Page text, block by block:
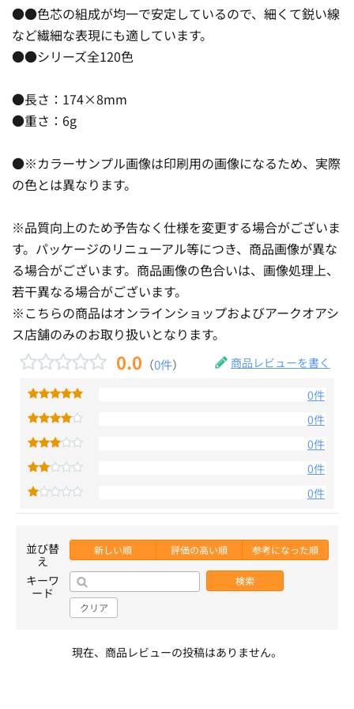
●●色芯の組成が均一で安定しているので、細くて鋭い線
など繊細な表現にも適しています。
●●シリーズ全120色
●長さ：174×8mm
●重さ：6g
●※カラーサンプル画像は印刷用の画像になるため、実際
の色とは異なります。
※品質向上のため予告なく仕様を変更する場合がございま
す。パッケージのリニューアル等につき、商品画像が異な
る場合がございます。商品画像の色合いは、画像処理上、
若干異なる場合がございます。
※こちらの商品はオンラインショップおよびアークオアシ
ス店舗のみのお取り扱いとなります。
0.0 （0件） 商品レビューを書く
0件
0件
0件
0件
0件
並び替
え
新しい順 評価の高い順 参考になった順
キーワ
ード
検索
クリア
現在、商品レビューの投稿はありません。